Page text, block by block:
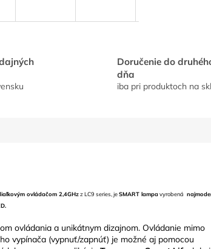
Doručenie do
dňa
iba pri produktoch na
ovládačom 2,4GHzz LC9 series, jeSMART lampavyrobená
ovládania a unikátnym dizajnom. Ovládanie mimo
vypínača (vypnuť/zapnúť) je možné aj pomocou